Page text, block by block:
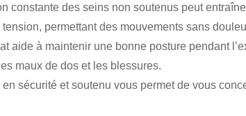
constante des seins non soutenus peut
permettant des mouvements sans
aide à maintenir une bonne posture pendant
maux de dos et les blessures.
sécurité et soutenu vous permet de vous